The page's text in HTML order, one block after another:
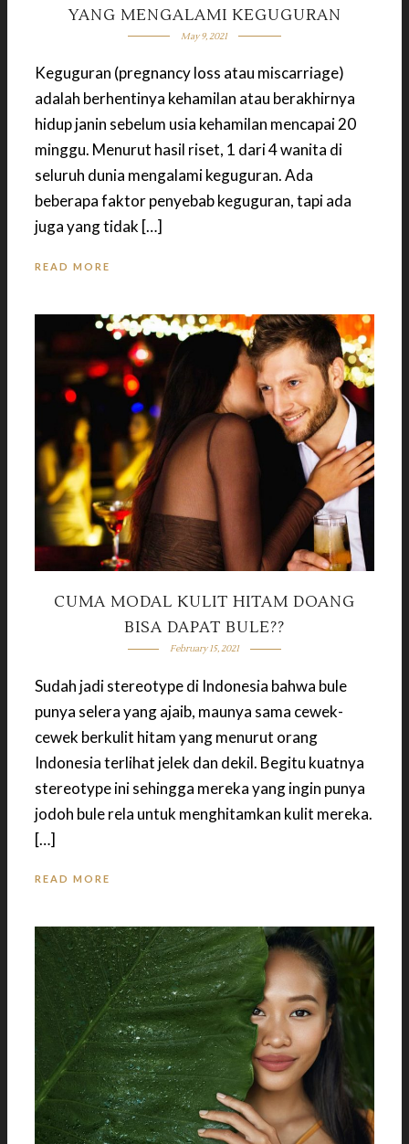
YANG MENGALAMI KEGUGURAN
May 9, 2021
Keguguran (pregnancy loss atau miscarriage)
adalah berhentinya kehamilan atau berakhirnya
hidup janin sebelum usia kehamilan mencapai 20
minggu. Menurut hasil riset, 1 dari 4 wanita di
seluruh dunia mengalami keguguran. Ada
beberapa faktor penyebab keguguran, tapi ada
juga yang tidak […]
READ MORE
CUMA MODAL KULIT HITAM DOANG
BISA DAPAT BULE??
February 15, 2021
Sudah jadi stereotype di Indonesia bahwa bule
punya selera yang ajaib, maunya sama cewek-
cewek berkulit hitam yang menurut orang
Indonesia terlihat jelek dan dekil. Begitu kuatnya
stereotype ini sehingga mereka yang ingin punya
jodoh bule rela untuk menghitamkan kulit mereka.
[…]
READ MORE